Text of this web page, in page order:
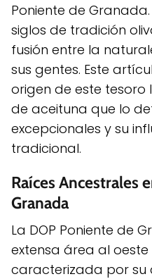
Poniente de
siglos de tradición
fusión entre la
sus gentes. Este
origen de este tesoro
de aceituna que lo
excepcionales y su
tradicional.
Raíces Ancestrales
Granada
La DOP Poniente de
extensa área al
caracterizada por su